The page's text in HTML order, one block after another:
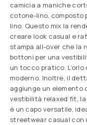
camicia a maniche
cotone-lino, composto
lino. Questo mix la
creare look casual e
stampa all-over che la
bottoni per una
un tocco pratico.
moderno. Inoltre, il
aggiunge un elemento
vestibilità relaxed fit, la
è un capo versatile,
streetwear casual